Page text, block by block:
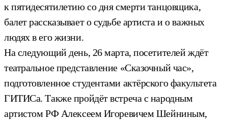
к пятидесятилетию со дня смерти танцовщика,
балет рассказывает о судьбе артиста и о важных
людях в его жизни.
На следующий день, 26 марта, посетителей ждёт
театральное представление «Сказочный час»,
подготовленное студентами актёрского факультета
ГИТИСа. Также пройдёт встреча с народным
артистом РФ Алексеем Игоревичем Шейниным,